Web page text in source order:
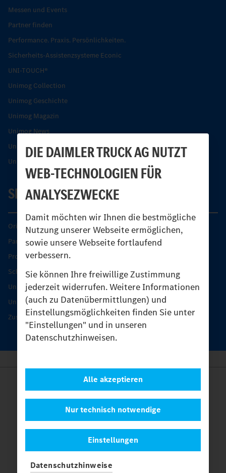
DIE DAIMLER TRUCK AG NUTZT
WEB-TECHNOLOGIEN FÜR
ANALYSEZWECKE
Damit möchten wir Ihnen die bestmögliche
Nutzung unserer Webseite ermöglichen,
sowie unsere Webseite fortlaufend
verbessern.
Sie können Ihre freiwillige Zustimmung
jederzeit widerrufen. Weitere Informationen
(auch zu Datenübermittlungen) und
Einstellungsmöglichkeiten finden Sie unter
"Einstellungen" und in unseren
Datenschutzhinweisen.
Einstellungen
Nur technisch notwendige
Alle akzeptieren
Datenschutzhinweise
Messen und Events
Partner finden
Performance. Praxis. Persönlichkeiten.
Sicherheits-Assistenzsysteme Econic
UNI-TOUCH®
Unimog Collection
Unimog Geschichte
Unimog Magazin
Unimog News
Unimog Partner-Portal
Unimog Sicherheit
SERVICE
Original-Teile
Partner finden
Produkt-Highlights
Schutz und Werterhalt
Unimog Serviceangebot
Unimog Servicetage
Zusatzleistungen
Anbieter
Kontakt
Datenschutz
Einstellungen
© 2026 Daimler Truck AG. Alle Rechte vorbehalten.
Mercedes-Benz sind Marken der